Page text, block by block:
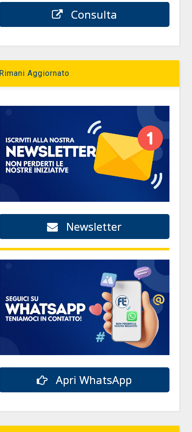
Consulta
Rimani Aggiornato
Newsletter
Apri WhatsApp